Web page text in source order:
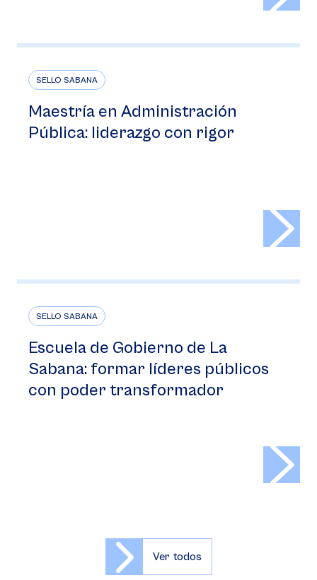
SELLO SABANA
Maestría en Administración
Pública: liderazgo con rigor
SELLO SABANA
Escuela de Gobierno de La
Sabana: formar líderes públicos
con poder transformador
Ver todos